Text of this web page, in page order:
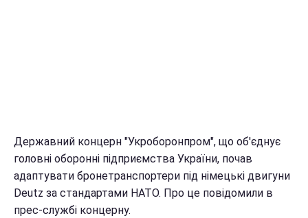
Державний концерн "Укроборонпром", що об'єднує
головні оборонні підприємства України, почав
адаптувати бронетранспортери під німецькі двигуни
Deutz за стандартами НАТО. Про це повідомили в
прес-службі концерну.